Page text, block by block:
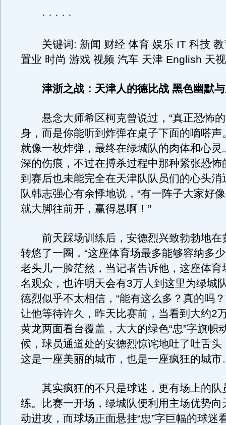
· · · · ·
关键词: 新闻 财经 体育 娱乐 IT 科技 教
置业 时尚 游戏 视频 汽车 天津 English 天
津浙之战：天津人的德比战 黑色幽默
悬念大师希区柯克曾说过，“真正恐怖的
身，而是你能听到炸弹在桌子下面的嘀嗒声
就像一枚炸弹，最终在绿城队的肉体和心灵
深的伤痕，不过在搏杀过程中那种紧张恐怖
到赛后也未能完全在天津队队员们的心头消
队韩志强心有余悸地说，“有一阵子大家好
就大脚往前开，赢得悬啊！”
前天踩场训练后，安德烈兴致勃勃地在
转悠了一圈，“这座体育场最多能够容纳多
老头儿一脸茫然，当记者告诉他，这座体育
名观众，也许明天会有3万人到这里为绿城
德烈似乎不太相信，“能有这么多？真的吗
让他等待许久，昨天比赛前，当看到大约2
黄龙两面看台覆盖，大大的绿色“忠”字旗帜
候，球员通道处的安德烈惊诧地吐了吐舌头
这是一座美丽的城市，也是一座疯狂的城
其实疯狂的不只是球迷，更有场上的队
练。比赛一开场，绿城队便利用主场优势向
动进攻，而球场正面悬挂“忠”字巨幅的球迷